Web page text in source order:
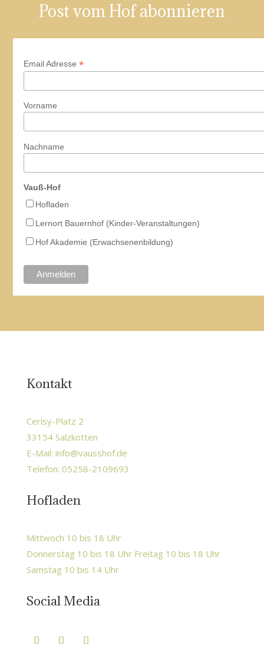
Post vom Hof abonnieren
Email Adresse*
Vorname
Nachname
Vauß-Hof
Hofladen
Lernort Bauernhof (Kinder-Veranstaltungen)
Hof Akademie (Erwachsenenbildung)
Kontakt
Cerisy-Platz 2
33154 Salzkotten
E-Mail: info@vausshof.de
Telefon: 05258-2109693
Hofladen
Mittwoch 10 bis 18 Uhr
Donnerstag 10 bis 18 Uhr Freitag 10 bis 18 Uhr
Samstag 10 bis 14 Uhr
Social Media